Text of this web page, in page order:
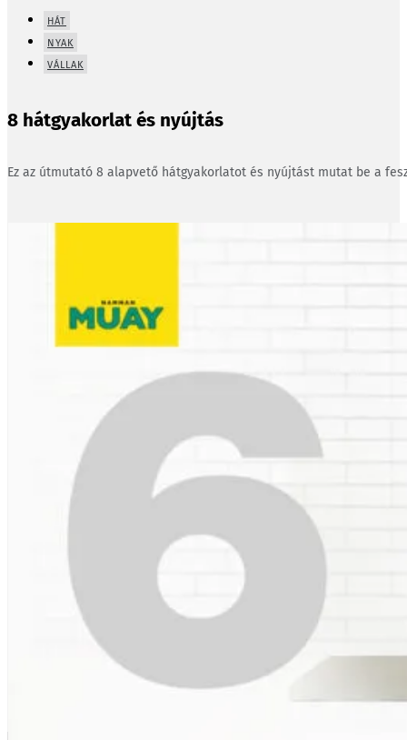
HÁT
NYAK
VÁLLAK
8 hátgyakorlat és nyújtás
Ez az útmutató 8 alapvető hátgyakorlatot és nyújtást mutat be a